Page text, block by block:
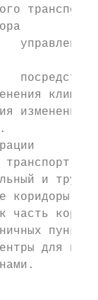
изменения
и
коридоры
часть
для